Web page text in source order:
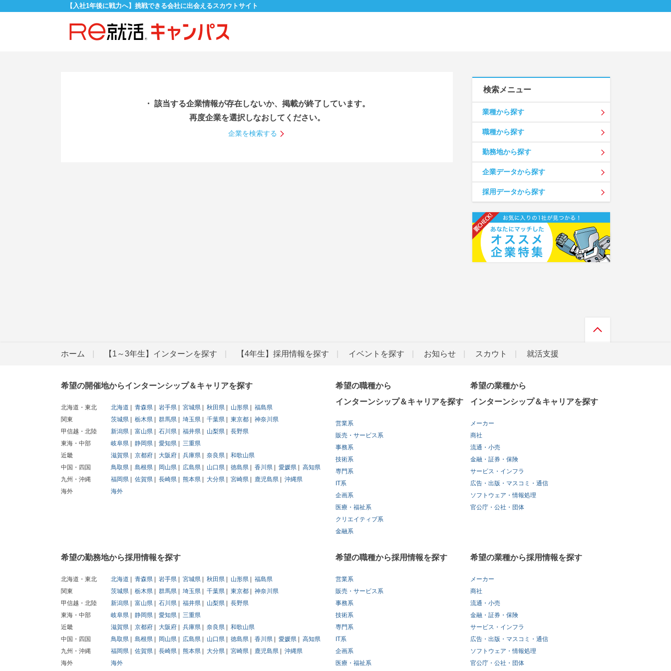
【入社1年後に戦力へ】挑戦できる会社に出会えるスカウトサイト
・ 該当する企業情報が存在しないか、掲載が終了しています。
再度企業を選択しなおしてください。
企業を検索する
検索メニュー
業種から探す
職種から探す
勤務地から探す
企業データから探す
採用データから探す
ホーム 【1～3年生】インターンを探す 【4年生】採用情報を探す イベントを探す お知らせ スカウト 就活支援
希望の開催地からインターンシップ＆キャリアを探す
北海道・東北 北海道 青森県 岩手県 宮城県 秋田県 山形県
福島県
関東
茨城県 栃木県 群馬県 埼玉県 千葉県 東京都
神奈川県
甲信越・北陸
新潟県 富山県 石川県 福井県 山梨県
長野県
東海・中部
岐阜県 静岡県 愛知県
三重県
近畿
滋賀県 京都府 大阪府 兵庫県 奈良県
和歌山県
中国・四国
鳥取県 島根県 岡山県 広島県 山口県 徳島県 香川県 愛媛県
高知県
九州・沖縄
福岡県 佐賀県 長崎県 熊本県 大分県 宮崎県 鹿児島県
沖縄県
海外
海外
希望の職種から
インターンシップ＆キャリアを探す
営業系
販売・サービス系
事務系
技術系
専門系
IT系
企画系
医療・福祉系
クリエイティブ系
金融系
希望の業種から
インターンシップ＆キャリアを探す
メーカー
商社
流通・小売
金融・証券・保険
サービス・インフラ
広告・出版・マスコミ・通信
ソフトウェア・情報処理
官公庁・公社・団体
希望の勤務地から採用情報を探す
北海道・東北 北海道 青森県 岩手県 宮城県 秋田県 山形県
福島県
関東
茨城県 栃木県 群馬県 埼玉県 千葉県 東京都
神奈川県
甲信越・北陸
新潟県 富山県 石川県 福井県 山梨県
長野県
東海・中部
岐阜県 静岡県 愛知県
三重県
近畿
滋賀県 京都府 大阪府 兵庫県 奈良県
和歌山県
中国・四国
鳥取県 島根県 岡山県 広島県 山口県 徳島県 香川県 愛媛県
高知県
九州・沖縄
福岡県 佐賀県 長崎県 熊本県 大分県 宮崎県 鹿児島県
沖縄県
海外
海外
希望の職種から採用情報を探す
営業系
販売・サービス系
事務系
技術系
専門系
IT系
企画系
医療・福祉系
希望の業種から採用情報を探す
メーカー
商社
流通・小売
金融・証券・保険
サービス・インフラ
広告・出版・マスコミ・通信
ソフトウェア・情報処理
官公庁・公社・団体